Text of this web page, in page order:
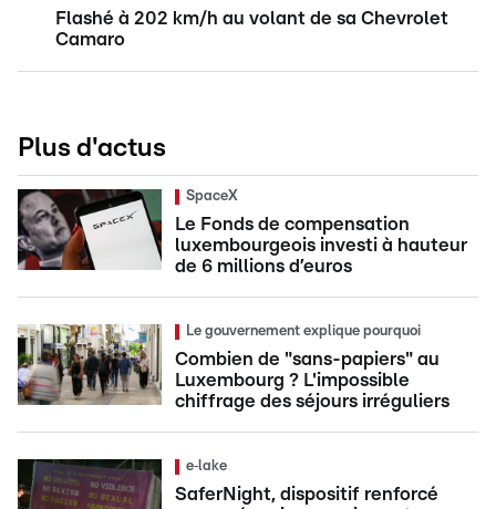
Flashé à 202 km/h au volant de sa Chevrolet
Camaro
Plus d'actus
SpaceX
Le Fonds de compensation
luxembourgeois investi à hauteur
de 6 millions d’euros
Le gouvernement explique pourquoi
Combien de "sans-papiers" au
Luxembourg ? L'impossible
chiffrage des séjours irréguliers
e‑lake
SaferNight, dispositif renforcé